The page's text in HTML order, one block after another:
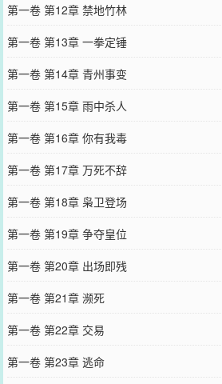
第一卷 第12章 禁地竹林
第一卷 第13章 一拳定锤
第一卷 第14章 青州事变
第一卷 第15章 雨中杀人
第一卷 第16章 你有我毒
第一卷 第17章 万死不辞
第一卷 第18章 枭卫登场
第一卷 第19章 争夺皇位
第一卷 第20章 出场即残
第一卷 第21章 濒死
第一卷 第22章 交易
第一卷 第23章 逃命